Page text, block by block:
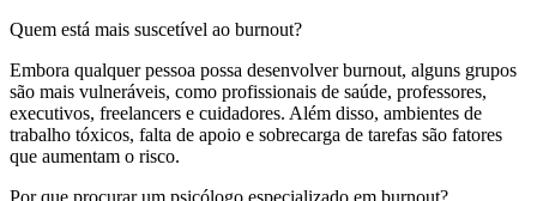
Quem está mais suscetível ao burnout?
Embora qualquer pessoa possa desenvolver burnout, alguns grupos
são mais vulneráveis, como profissionais de saúde, professores,
executivos, freelancers e cuidadores. Além disso, ambientes de
trabalho tóxicos, falta de apoio e sobrecarga de tarefas são fatores
que aumentam o risco.
Por que procurar um psicólogo especializado em burnout?